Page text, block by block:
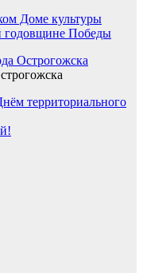
Доме культуры
годовщине Победы
Острогожска
территориального